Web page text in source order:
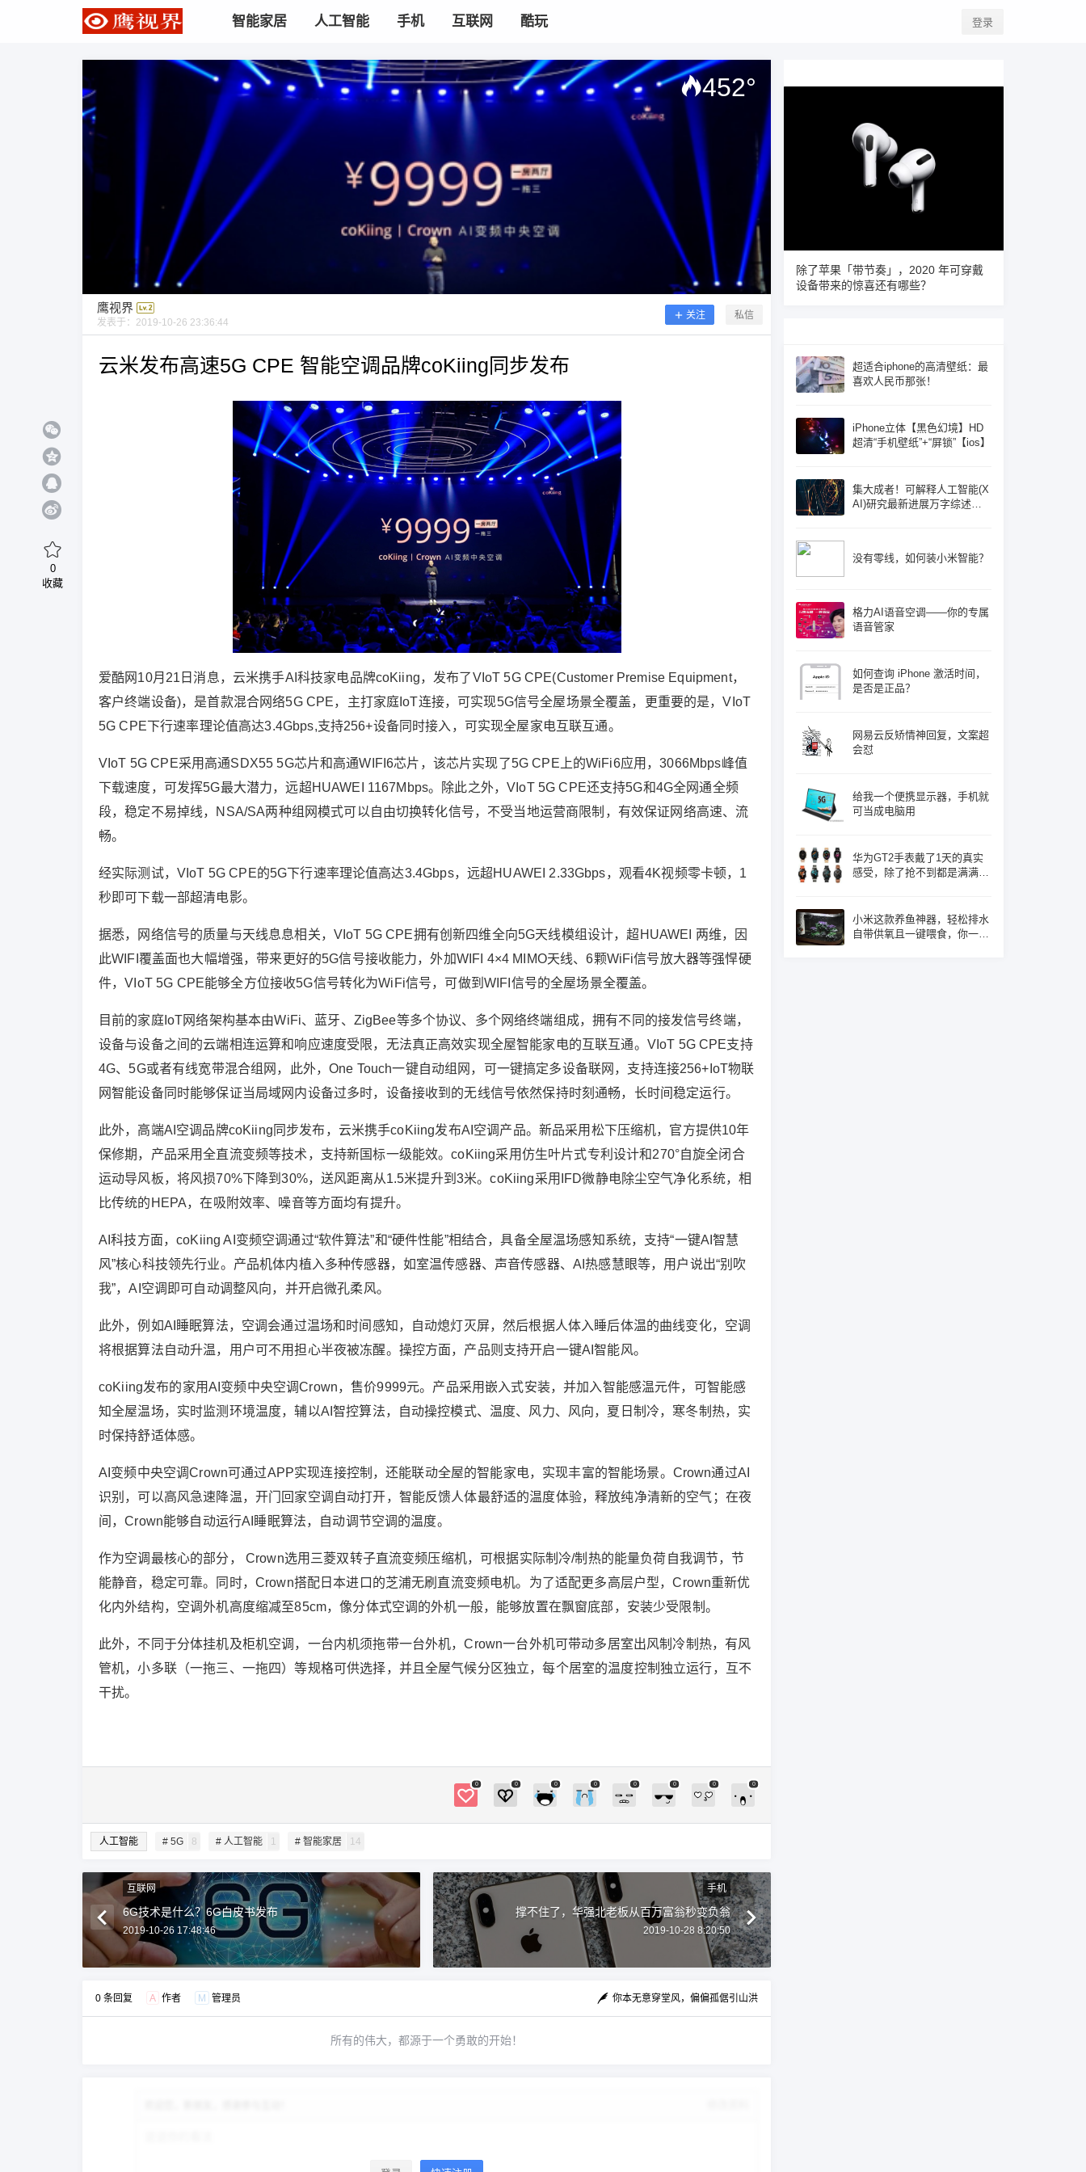
智能家居 人工智能 手机 互联网 酷玩 登录
452°
鹰视界
发表于： 2019-10-26 23:36:44
关注 私信
云米发布高速5G CPE 智能空调品牌coKiing同步发布
爱酷网10月21日消息，云米携手AI科技家电品牌coKiing，发布了VIoT 5G CPE(Customer Premise Equipment，
客户终端设备)，是首款混合网络5G CPE，主打家庭IoT连接，可实现5G信号全屋场景全覆盖，更重要的是，VIoT
5G CPE下行速率理论值高达3.4Gbps,支持256+设备同时接入，可实现全屋家电互联互通。
VIoT 5G CPE采用高通SDX55 5G芯片和高通WIFI6芯片，该芯片实现了5G CPE上的WiFi6应用，3066Mbps峰值
下载速度，可发挥5G最大潜力，远超HUAWEI 1167Mbps。除此之外，VIoT 5G CPE还支持5G和4G全网通全频
段，稳定不易掉线，NSA/SA两种组网模式可以自由切换转化信号，不受当地运营商限制，有效保证网络高速、流
畅。
经实际测试，VIoT 5G CPE的5G下行速率理论值高达3.4Gbps，远超HUAWEI 2.33Gbps，观看4K视频零卡顿，1
秒即可下载一部超清电影。
据悉，网络信号的质量与天线息息相关，VIoT 5G CPE拥有创新四维全向5G天线模组设计，超HUAWEI 两维，因
此WIFI覆盖面也大幅增强，带来更好的5G信号接收能力，外加WIFI 4×4 MIMO天线、6颗WiFi信号放大器等强悍硬
件，VIoT 5G CPE能够全方位接收5G信号转化为WiFi信号，可做到WIFI信号的全屋场景全覆盖。
目前的家庭IoT网络架构基本由WiFi、蓝牙、ZigBee等多个协议、多个网络终端组成，拥有不同的接发信号终端，
设备与设备之间的云端相连运算和响应速度受限，无法真正高效实现全屋智能家电的互联互通。VIoT 5G CPE支持
4G、5G或者有线宽带混合组网，此外，One Touch一键自动组网，可一键搞定多设备联网，支持连接256+IoT物联
网智能设备同时能够保证当局域网内设备过多时，设备接收到的无线信号依然保持时刻通畅，长时间稳定运行。
此外，高端AI空调品牌coKiing同步发布，云米携手coKiing发布AI空调产品。新品采用松下压缩机，官方提供10年
保修期，产品采用全直流变频等技术，支持新国标一级能效。coKiing采用仿生叶片式专利设计和270°自旋全闭合
运动导风板，将风损70%下降到30%，送风距离从1.5米提升到3米。coKiing采用IFD微静电除尘空气净化系统，相
比传统的HEPA，在吸附效率、噪音等方面均有提升。
AI科技方面，coKiing AI变频空调通过“软件算法”和“硬件性能”相结合，具备全屋温场感知系统，支持“一键AI智慧
风”核心科技领先行业。产品机体内植入多种传感器，如室温传感器、声音传感器、AI热感慧眼等，用户说出“别吹
我”，AI空调即可自动调整风向，并开启微孔柔风。
此外，例如AI睡眠算法，空调会通过温场和时间感知，自动熄灯灭屏，然后根据人体入睡后体温的曲线变化，空调
将根据算法自动升温，用户可不用担心半夜被冻醒。操控方面，产品则支持开启一键AI智能风。
coKiing发布的家用AI变频中央空调Crown，售价9999元。产品采用嵌入式安装，并加入智能感温元件，可智能感
知全屋温场，实时监测环境温度，辅以AI智控算法，自动操控模式、温度、风力、风向，夏日制冷，寒冬制热，实
时保持舒适体感。
AI变频中央空调Crown可通过APP实现连接控制，还能联动全屋的智能家电，实现丰富的智能场景。Crown通过AI
识别，可以高风急速降温，开门回家空调自动打开，智能反馈人体最舒适的温度体验，释放纯净清新的空气；在夜
间，Crown能够自动运行AI睡眠算法，自动调节空调的温度。
作为空调最核心的部分， Crown选用三菱双转子直流变频压缩机，可根据实际制冷/制热的能量负荷自我调节，节
能静音，稳定可靠。同时，Crown搭配日本进口的芝浦无刷直流变频电机。为了适配更多高层户型，Crown重新优
化内外结构，空调外机高度缩减至85cm，像分体式空调的外机一般，能够放置在飘窗底部，安装少受限制。
此外，不同于分体挂机及柜机空调，一台内机须拖带一台外机，Crown一台外机可带动多居室出风制冷制热，有风
管机，小多联（一拖三、一拖四）等规格可供选择，并且全屋气候分区独立，每个居室的温度控制独立运行，互不
干扰。
0
收藏
0 0 0 0 0 0 0 0
人工智能 # 5G 8 # 人工智能 1 # 智能家居 14
鹰视界 @ 鹰视界 2019/10/26
云米发布高速5G CPE 智能空
调品牌coKiing同步发布
爱酷网10月21日消息，云米携手AI科技家电品牌c
CPE，主打家庭IoT连接，可实现5G信号全屋场
景全覆盖，更重要的是，VIoT 5G CPE下行速率
理论值高达3.4Gbps,支持256+设备同时接入，可
实现全屋家电互联互通。 VIoT 5G CPE采用高通
SDX55 5G芯片和高通WIFI6芯片，该芯片实现了
5G CPE上的WiFi6应用，3066Mbps峰值下载速
通全频段，稳定不易掉线，NSA/SA两种组网模式
可以自由切换转化信号，不受当地运营商限制，
有效保证网络高速、流畅。 经实际测试，VIoT 5
HUAWEI 2.33Gbps，观看4K视频零卡顿，1秒即
可下载一部超清电影。 据悉，网络信号的质量与
天线息息相关，VIoT 5G CPE拥有创新四维全向5
盖面也大幅增强，带来更好的5G信号接收能力，
外加WIFI 4×4 MIMO天线、6颗WiFi信号放大器等
有不同的接发信号终端，设备与设备之间的云端
相连运算和响应速度受限，无法真正高效实现全
屋智能家电的互联互通。VIoT 5G CPE支持4G、
5G或者有线宽带混合组网，此外，One Touch一
设备过多时，设备接收到的无线信号依然保持时
刻通畅，长时间稳定运行。 此外，高端AI空调品
牌coKiing同步发布，云米携手coKiing发布AI空调
产品。新品采用松下压缩机，官方提供10年保修
期，产品采用全直流变频等技术，支持新国标一
自旋全闭合运动导风板，将风损70%下降到3
D微静电除尘空气净化系统，相比传统的HEPA，
眼等，用户说出“别吹我”，AI空调即可自动调整风
给鹰视界打赏
2 元 5 元 10 元
20 50
付费内容
¥
互联网
6G技术是什么？6G白皮书发布
2019-10-26 17:48:46
手机
撑不住了，华强北老板从百万富翁秒变负翁
2019-10-28 8:20:50
0 条回复 A 作者 M 管理员 你本无意穿堂风，偏偏孤倨引山洪
所有的伟大，都源于一个勇敢的开始！
除了苹果「带节奏」，2020 年可穿戴
设备带来的惊喜还有哪些？
超适合iphone的高清壁纸：最
喜欢人民币那张！
iPhone立体【黑色幻境】HD
超清“手机壁纸”+“屏锁”【ios】
集大成者！可解释人工智能(X
AI)研究最新进展万字综述论
没有零线，如何装小米智能？
格力AI语音空调——你的专属
语音管家
如何查询 iPhone 激活时间，
是否是正品？
网易云反矫情神回复，文案超
会怼
给我一个便携显示器，手机就
可当成电脑用
华为GT2手表戴了1天的真实
感受，除了抢不到都是满满的
小米这款养鱼神器，轻松排水
自带供氧且一键喂食，你一定